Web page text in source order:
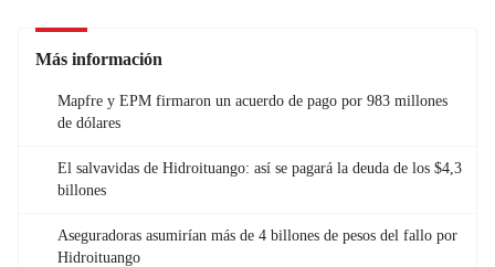
Más información
Mapfre y EPM firmaron un acuerdo de pago por 983 millones
de dólares
El salvavidas de Hidroituango: así se pagará la deuda de los $4,3
billones
Aseguradoras asumirían más de 4 billones de pesos del fallo por
Hidroituango